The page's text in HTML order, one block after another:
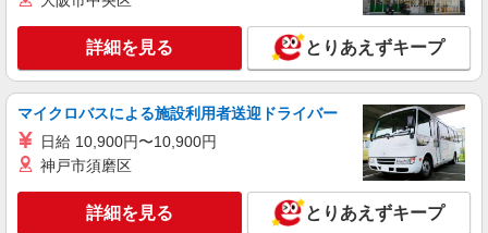
詳細を見る とりあえずキープ
マイクロバスによる施設利用者送迎ドライバー
日給 10,900円〜10,900円
神戸市須磨区
詳細を見る とりあえずキープ